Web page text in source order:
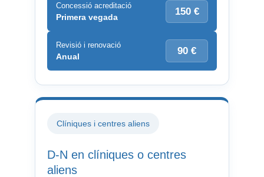
Concessió acreditació
Primera vegada 150 €
Revisió i renovació
Anual 90 €
Clíniques i centres aliens
D-N en clíniques o centres
aliens